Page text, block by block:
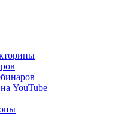
YouTube